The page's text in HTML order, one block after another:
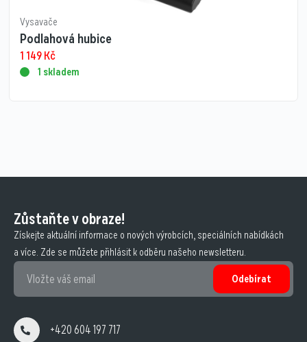
Vysavače
Podlahová hubice
1 149Kč
1 skladem
Zůstaňte v obraze!
Získejte aktuální informace o nových výrobcích, speciálních nabídkách
a více. Zde se můžete přihlásit k odběru našeho newsletteru.
Odebírat
+420 604 197 717